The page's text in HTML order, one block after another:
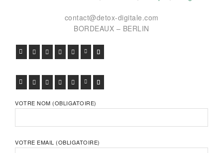
contact@detox-digitale.com
BORDEAUX – BERLIN
FACEBOOK
TWITTERGOOGLE+PINTEREST
VIADEOLINKEDIN
FACEBOOK
TWITTERGOOGLE+PINTEREST
VIADEOLINKEDIN
VOTRE NOM (OBLIGATOIRE)
VOTRE EMAIL (OBLIGATOIRE)